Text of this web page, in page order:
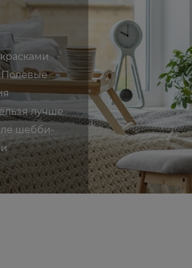
Полевые
лучше
шебби-